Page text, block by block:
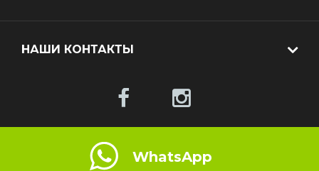
НАШИ КОНТАКТЫ
WhatsApp